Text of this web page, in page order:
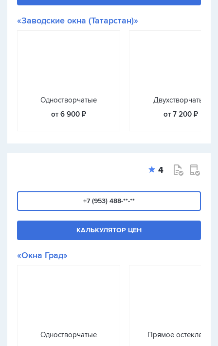
«Заводские окна (Татарстан)»
Одностворчатые
от 6 900 ₽
Двухстворчатые
от 7 200 ₽
4
+7 (953) 488-**-**
КАЛЬКУЛЯТОР ЦЕН
«Окна Град»
Одностворчатые
Прямое остекление